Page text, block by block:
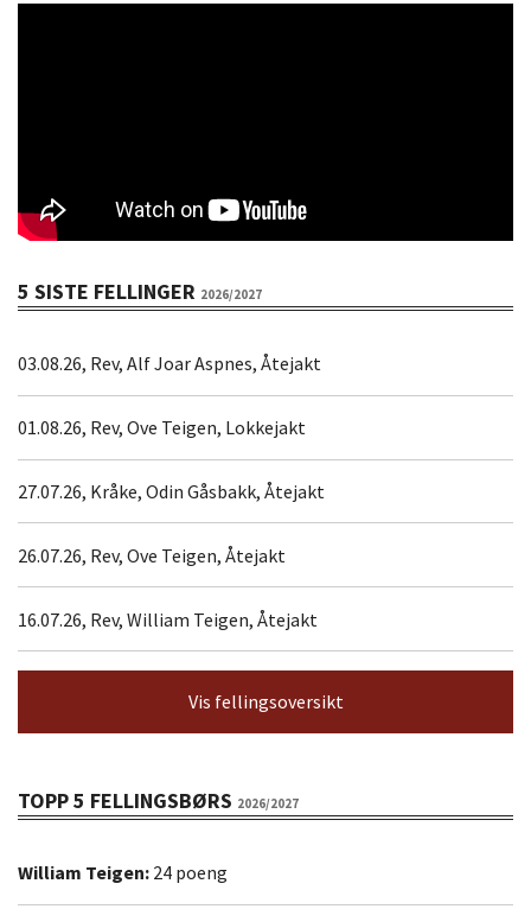
5 SISTE FELLINGER 2026/2027
03.08.26, Rev, Alf Joar Aspnes, Åtejakt
01.08.26, Rev, Ove Teigen, Lokkejakt
27.07.26, Kråke, Odin Gåsbakk, Åtejakt
26.07.26, Rev, Ove Teigen, Åtejakt
16.07.26, Rev, William Teigen, Åtejakt
Vis fellingsoversikt
TOPP 5 FELLINGSBØRS 2026/2027
William Teigen: 24 poeng